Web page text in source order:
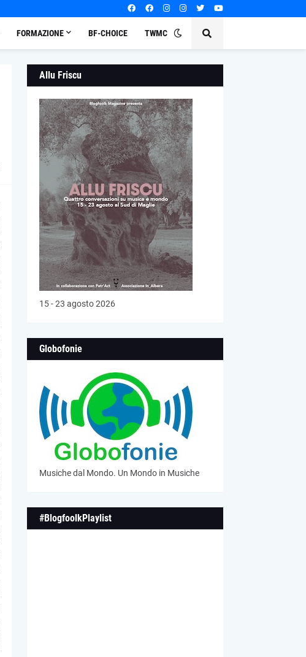
FORMAZIONE BF-CHOICE TWMC
Allu Friscu
15 - 23 agosto 2026
Globofonie
Musiche dal Mondo. Un Mondo in Musiche
#BlogfoolkPlaylist